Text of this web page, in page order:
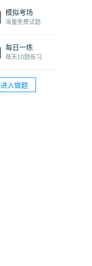
模拟考场
海量免费试题
每日一练
每天10题练习
进入做题